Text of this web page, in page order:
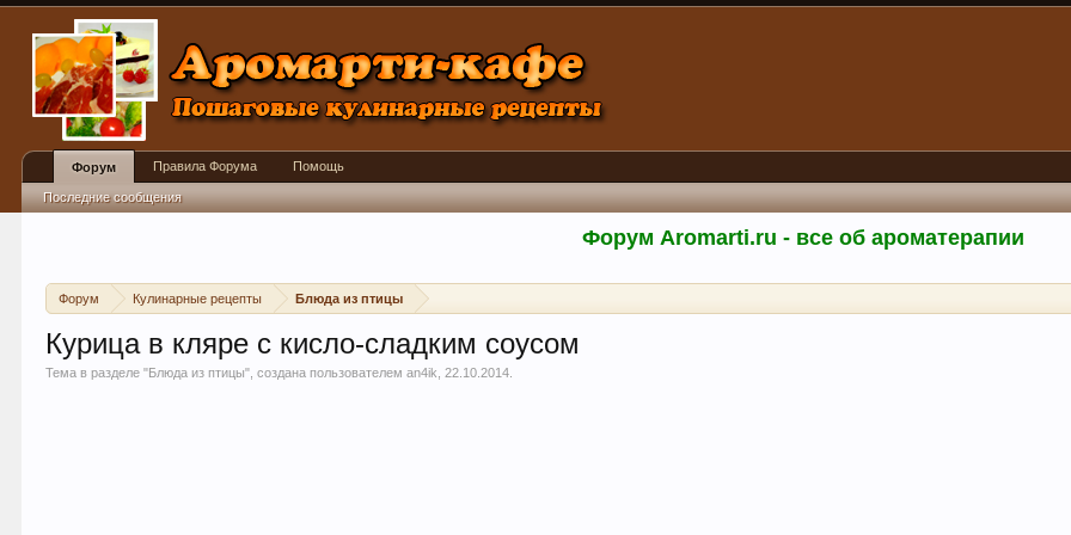
Форум Aromarti.ru - все об ароматерапии
Форум Кулинарные рецепты Блюда из птицы
Курица в кляре с кисло-сладким соусом
Тема в разделе "Блюда из птицы", создана пользователемan4ik ,22.10.2014
Форум
Последние сообщения
Правила Форума Помощь